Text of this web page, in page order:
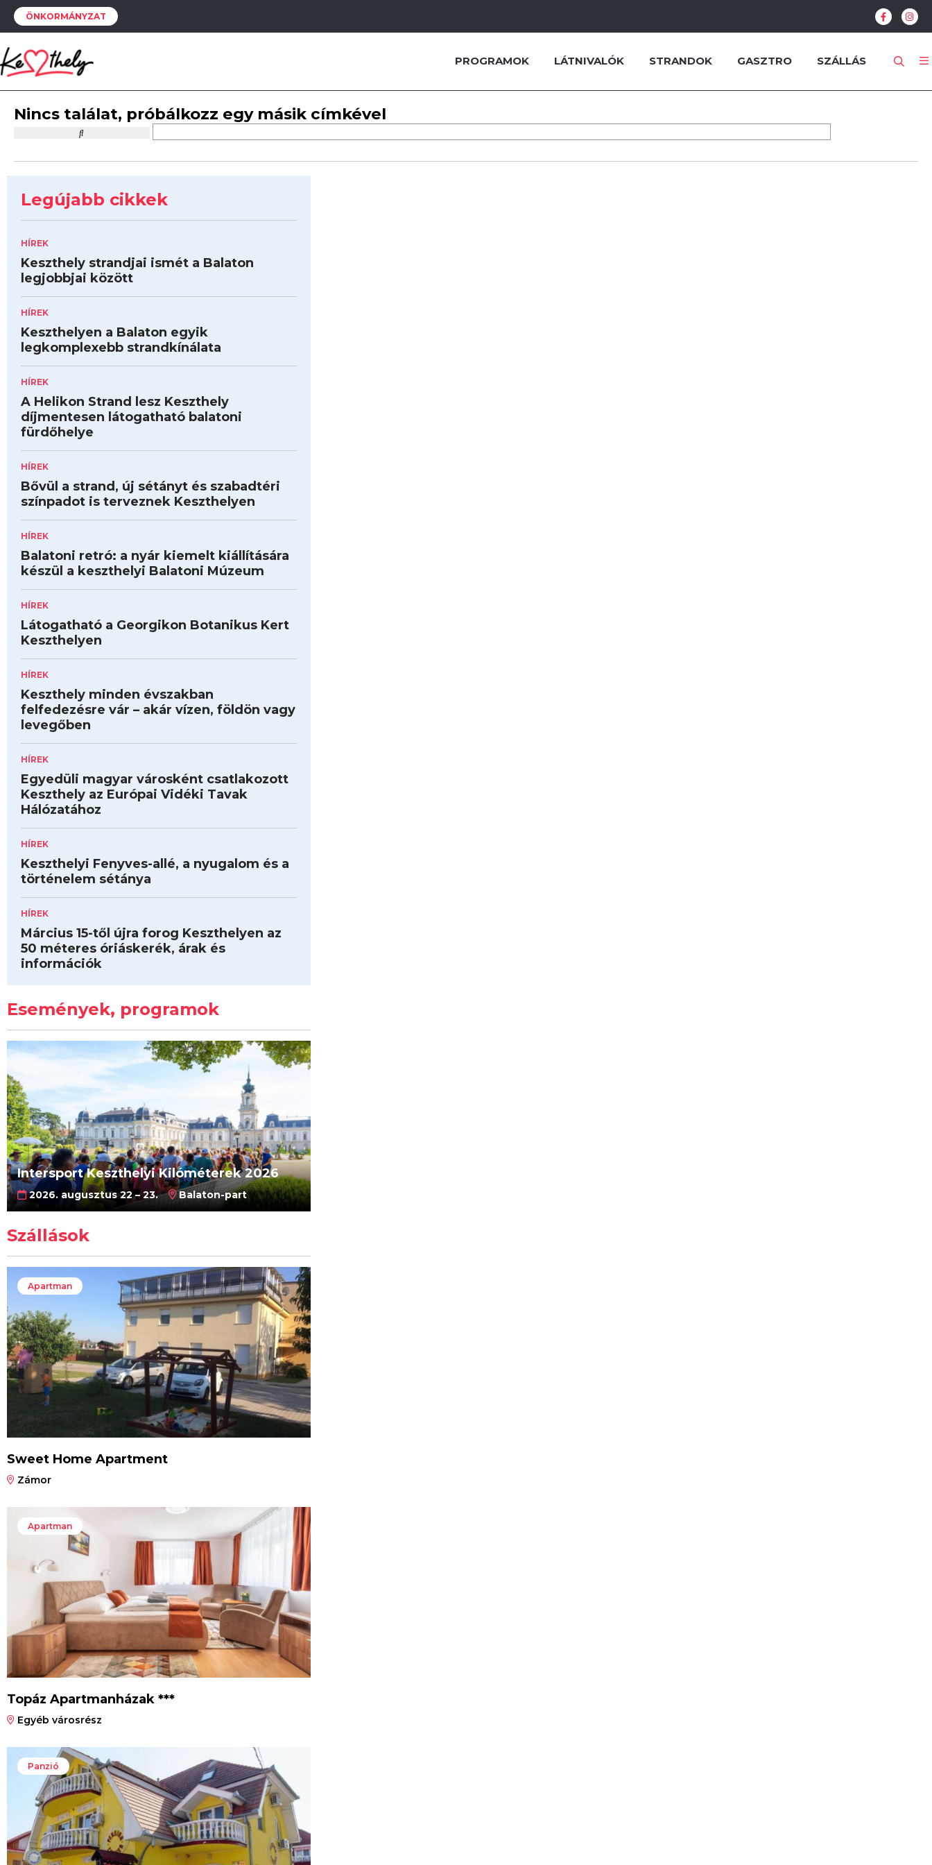
ÖNKORMÁNYZAT
PROGRAMOK LÁTNIVALÓK STRANDOK GASZTRO SZÁLLÁS
Nincs találat, próbálkozz egy másik címkével
Legújabb cikkek
HÍREK
Keszthely strandjai ismét a Balaton
legjobbjai között
HÍREK
Keszthelyen a Balaton egyik
legkomplexebb strandkínálata
HÍREK
A Helikon Strand lesz Keszthely
díjmentesen látogatható balatoni
fürdőhelye
HÍREK
Bővül a strand, új sétányt és szabadtéri
színpadot is terveznek Keszthelyen
HÍREK
Balatoni retró: a nyár kiemelt kiállítására
készül a keszthelyi Balatoni Múzeum
HÍREK
Látogatható a Georgikon Botanikus Kert
Keszthelyen
HÍREK
Keszthely minden évszakban
felfedezésre vár – akár vízen, földön vagy
levegőben
HÍREK
Egyedüli magyar városként csatlakozott
Keszthely az Európai Vidéki Tavak
Hálózatához
HÍREK
Keszthelyi Fenyves-allé, a nyugalom és a
történelem sétánya
HÍREK
Március 15-től újra forog Keszthelyen az
50 méteres óriáskerék, árak és
információk
Események, programok
Intersport Keszthelyi Kilóméterek 2026
2026. augusztus 22 – 23. Balaton-part
Szállások
Apartman
Sweet Home Apartment
Zámor
Apartman
Topáz Apartmanházak ***
Egyéb városrész
Panzió